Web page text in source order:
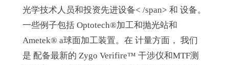
光学技术人员和投资先进设备< /span> 和 设备。
一些例子包括 Optotech®加工和抛光站和
Ametek®a球面加工装置。在 计量方面， 我们
是 配备最新的 ZygoVerifire™ 干涉仪和MTF测